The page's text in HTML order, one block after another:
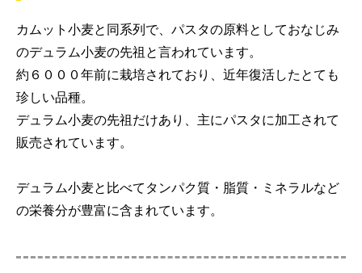
カムット小麦と同系列で、パスタの原料としておなじみ
のデュラム小麦の先祖と言われています。
約６０００年前に栽培されており、近年復活したとても
珍しい品種。
デュラム小麦の先祖だけあり、主にパスタに加工されて
販売されています。
デュラム小麦と比べてタンパク質・脂質・ミネラルなど
の栄養分が豊富に含まれています。